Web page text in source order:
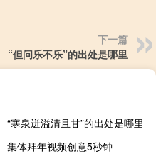
下一篇
“但问乐不乐”的出处是哪里
“寒泉迸溢清且甘”的出处是哪里
集体拜年视频创意5秒钟